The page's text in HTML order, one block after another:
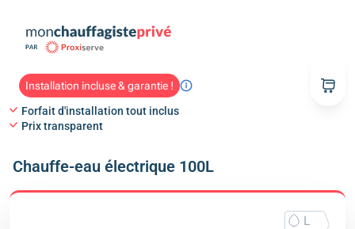
Installation incluse & garantie !
Forfait d'installation tout inclus
Prix transparent
Chauffe-eau électrique 100L
L